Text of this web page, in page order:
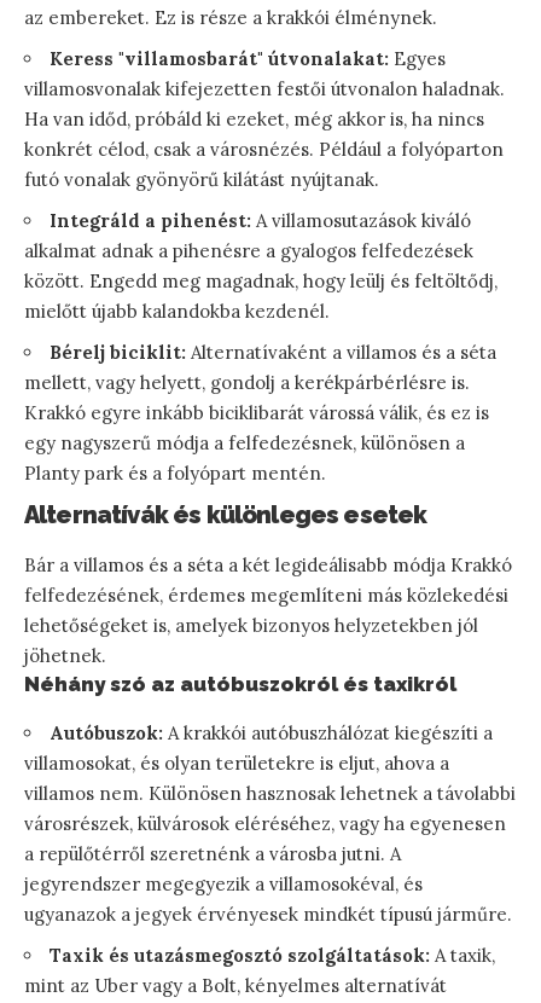
az embereket. Ez is része a krakkói élménynek.
Keress "villamosbarát" útvonalakat: Egyes
villamosvonalak kifejezetten festői útvonalon haladnak.
Ha van időd, próbáld ki ezeket, még akkor is, ha nincs
konkrét célod, csak a városnézés. Például a folyóparton
futó vonalak gyönyörű kilátást nyújtanak.
Integráld a pihenést: A villamosutazások kiváló
alkalmat adnak a pihenésre a gyalogos felfedezések
között. Engedd meg magadnak, hogy leülj és feltöltődj,
mielőtt újabb kalandokba kezdenél.
Bérelj biciklit: Alternatívaként a villamos és a séta
mellett, vagy helyett, gondolj a kerékpárbérlésre is.
Krakkó egyre inkább biciklibarát várossá válik, és ez is
egy nagyszerű módja a felfedezésnek, különösen a
Planty park és a folyópart mentén.
Alternatívák és különleges esetek
Bár a villamos és a séta a két legideálisabb módja Krakkó
felfedezésének, érdemes megemlíteni más közlekedési
lehetőségeket is, amelyek bizonyos helyzetekben jól
jöhetnek.
Néhány szó az autóbuszokról és taxikról
Autóbuszok: A krakkói autóbuszhálózat kiegészíti a
villamosokat, és olyan területekre is eljut, ahova a
villamos nem. Különösen hasznosak lehetnek a távolabbi
városrészek, külvárosok eléréséhez, vagy ha egyenesen
a repülőtérről szeretnénk a városba jutni. A
jegyrendszer megegyezik a villamosokéval, és
ugyanazok a jegyek érvényesek mindkét típusú járműre.
Taxik és utazásmegosztó szolgáltatások: A taxik,
mint az Uber vagy a Bolt, kényelmes alternatívát